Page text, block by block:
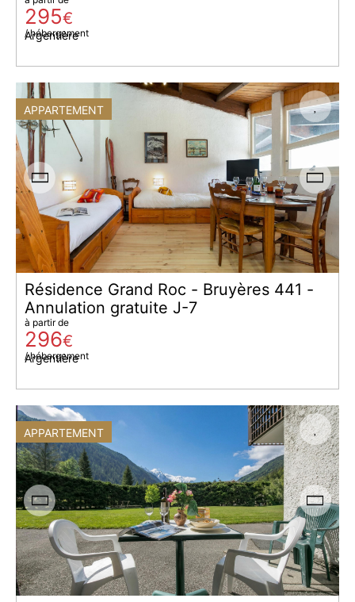
Argentière
295€
/ hébergement
APPARTEMENT
Résidence Grand Roc - Bruyères 441 -
Annulation gratuite J-7
Argentière
à partir de
296€
/ hébergement
APPARTEMENT